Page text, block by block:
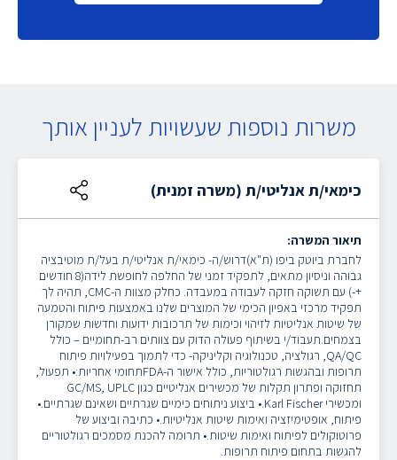
משרות נוספות שעשויות לעניין אותך
כימאי/ת אנליטי/ת (משרה זמנית)
תיאור המשרה:
לחברת ביוטק ביפו (ת"א)דרוש/ה- כימאי/ת אנליטי/ת בעל/ת מוטיבציה
גבוהה וניסיון מתאים, לתפקיד זמני של החלפה לחופשת לידה(8 חודשים
+-) עם תשוקה חזקה לעבודה במעבדה. כחלק מצוות ה-CMC, תהיה לך
תפקיד מרכזי באפיון הכימי של המוצרים שלנו באמצעות פיתוח והטמעה
של שיטות אנליטיות לזיהוי וכימות של תרכובות ידועות וחדשות שמקורן
בצמחים.תעבוד/י בשיתוף פעולה הדוק עם צוותים רב-תחומיים – כולל
QA/QC, רגולציה, טכנולוגיה וקליניקה- כדי לתמוך בפעילויות פיתוח
תרופות ובהגשות רגולטוריות, כולל אישור ה-FDAתחומי אחריות:• תפעול,
תחזוקה ופתרון תקלות של מכשירים אנליטיים כגון GC/MS, UPLC
ומכשירי Karl Fischer.• ביצוע ניתוחים כימיים שגרתיים ושאינם שגרתיים.•
פיתוח, אופטימיזציה ואימות שיטות אנליטיות.• כתיבה וביצוע של
פרוטוקולים לפיתוח ואימות שיטות.• תרומה להכנת מסמכים רגולטוריים
להגשות בתחום פיתוח תרופות.